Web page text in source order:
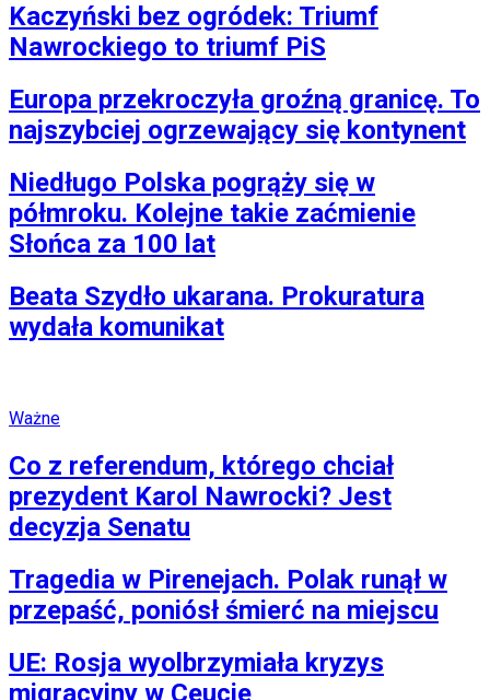
Kaczyński bez ogródek: Triumf
Nawrockiego to triumf PiS
Europa przekroczyła groźną granicę. To
najszybciej ogrzewający się kontynent
Niedługo Polska pogrąży się w
półmroku. Kolejne takie zaćmienie
Słońca za 100 lat
Beata Szydło ukarana. Prokuratura
wydała komunikat
Ważne
Co z referendum, którego chciał
prezydent Karol Nawrocki? Jest
decyzja Senatu
Tragedia w Pirenejach. Polak runął w
przepaść, poniósł śmierć na miejscu
UE: Rosja wyolbrzymiała kryzys
migracyjny w Ceucie